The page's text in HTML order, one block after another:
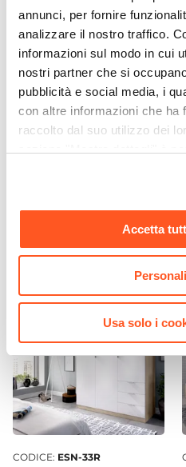
annunci, per fornire
analizzare il nostro traffico.
informazioni sul modo in cui
nostri partner che si
pubblicità e social media, i
con altre informazioni che ha
raccolto dal suo utilizzo dei
momento. Per maggiori
Accetta
Usa solo i
CODICE:GRU-15A
CODICE: ESN-33R